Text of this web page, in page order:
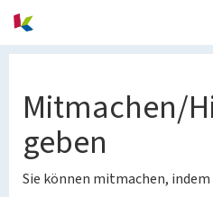
Mitmachen/
geben
Sie können mitmachen, indem